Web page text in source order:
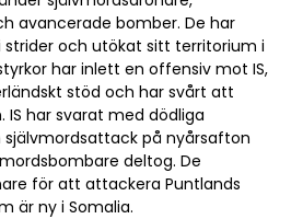
avancerade bomber. De har
strider och utökat sitt territorium i
har inlett en offensiv mot IS,
stöd och har svårt att
har svarat med dödliga
självmordsattack på nyårsafton
deltog. De
för att attackera Puntlands
är ny i Somalia.